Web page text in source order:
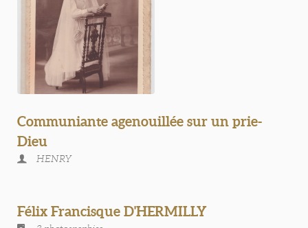
Communiante agenouillée sur un prie-
Dieu
HENRY
Félix Francisque D'HERMILLY